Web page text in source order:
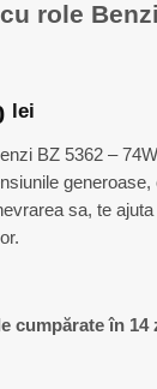
role
lei.
leiPrețul
curent
este:
210,00 lei.
BZ 5362 –
generoase,
sa, te
cumpărate în 14